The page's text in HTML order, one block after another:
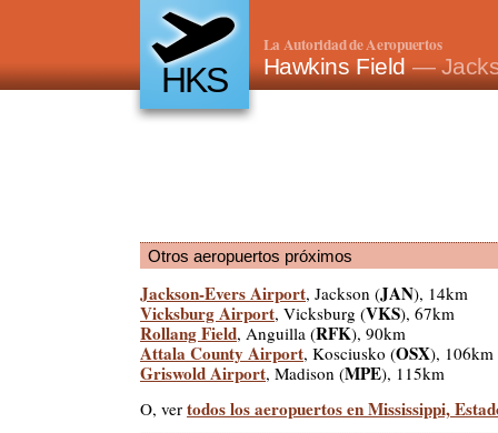
HKS
La Autoridad de Aeropuertos
Hawkins Field—
Otros aeropuertos próximos
Jackson-Evers Airport, Jackson (JAN), 14km
Vicksburg Airport, Vicksburg (VKS), 67km
Rollang Field, Anguilla (RFK), 90km
Attala County Airport, Kosciusko (OSX), 106km
Griswold Airport, Madison (MPE), 115km
O, ver todos los aeropuertos en Mississippi,